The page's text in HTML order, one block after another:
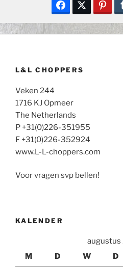
L&L CHOPPERS
Veken 244
1716 KJ Opmeer
The Netherlands
P +31(0)226-351955
F +31(0)226-352924
www.L-L-choppers.com
Voor vragen svp bellen!
KALENDER
augustus
M
D W D